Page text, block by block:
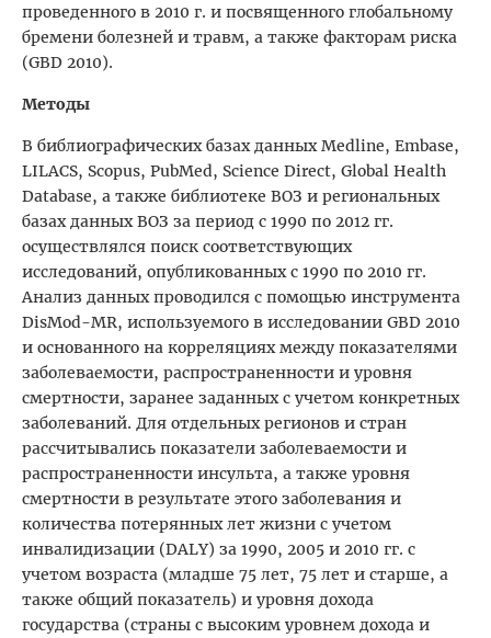
проведенного в 2010 г. и посвященного глобальному
бремени болезней и травм, а также факторам риска
(GBD 2010).
Методы
В библиографических базах данных Medline, Embase,
LILACS, Scopus, PubMed, Science Direct, Global Health
Database, а также библиотеке ВОЗ и региональных
базах данных ВОЗ за период с 1990 по 2012 гг.
осуществлялся поиск соответствующих
исследований, опубликованных с 1990 по 2010 гг.
Анализ данных проводился с помощью инструмента
DisMod-MR, используемого в исследовании GBD 2010
и основанного на корреляциях между показателями
заболеваемости, распространенности и уровня
смертности, заранее заданных с учетом конкретных
заболеваний. Для отдельных регионов и стран
рассчитывались показатели заболеваемости и
распространенности инсульта, а также уровня
смертности в результате этого заболевания и
количества потерянных лет жизни с учетом
инвалидизации (DALY) за 1990, 2005 и 2010 гг. с
учетом возраста (младше 75 лет, 75 лет и старше, а
также общий показатель) и уровня дохода
государства (страны с высоким уровнем дохода и